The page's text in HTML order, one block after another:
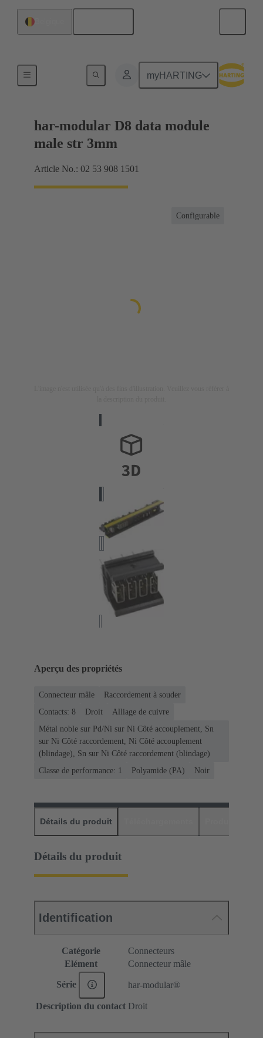
myHARTING
har-modular D8 data module
male str 3mm
Article No.: 02 53 908 1501
Configurable
Aperçu des propriétés
Connecteur mâle
Raccordement à souder
Contacts: 8
Droit
Alliage de cuivre
Métal noble sur Pd/Ni sur Ni Côté accouplement, Sn
sur Ni Côté raccordement, Ni Côté accouplement
(blindage), Sn sur Ni Côté raccordement (blindage)
Classe de performance: 1
Polyamide (PA) Noir
Détails du produit
Détails du produit
Identification
Catégorie
Connecteurs
Elément
Connecteur mâle
Série har-modular®
Description du contact Droit